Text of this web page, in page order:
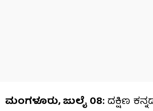
ಮಂಗಳೂರು, ಜುಲೈ 08: ದಕ್ಷಿಣ